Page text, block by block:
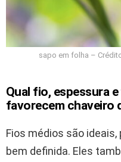
sapo em folha –
Qual fio, espessura
favorecem chaveiro
Fios médios são
bem definida. Eles